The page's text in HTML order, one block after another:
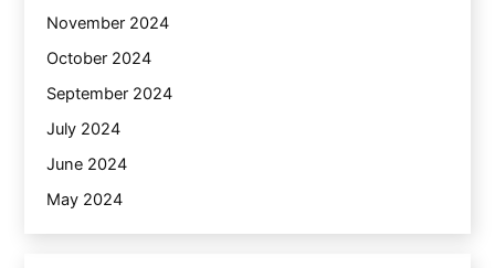
November 2024
October 2024
September 2024
July 2024
June 2024
May 2024